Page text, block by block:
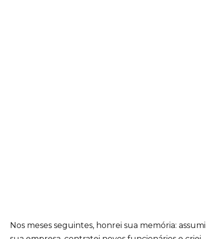
Nos meses seguintes, honrei sua memória: assumi